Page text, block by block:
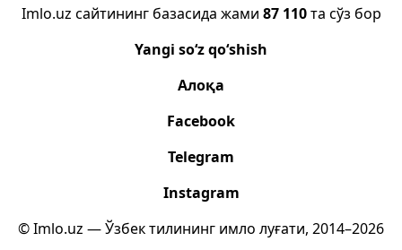
Imlo.uz сайтининг базасида жами 87 110та сўз бор
Yangi so‘z qo‘shish
Алоқа
Facebook
Telegram
Instagram
© Imlo.uz — Ўзбек тилининг имло луғати, 2014–2026